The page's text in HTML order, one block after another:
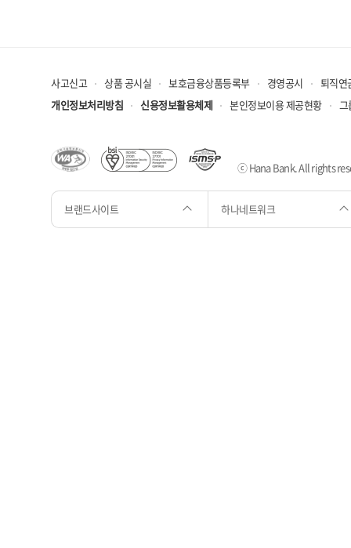
사고신고 상품 공시실 보호금융상품등록부 경영공시
퇴직연
개인정보처리방침
신용정보활용체제 본인정보이용 제공현황 그
ⓒ Hana Bank. All rights
브랜드사이트 하나네트워크